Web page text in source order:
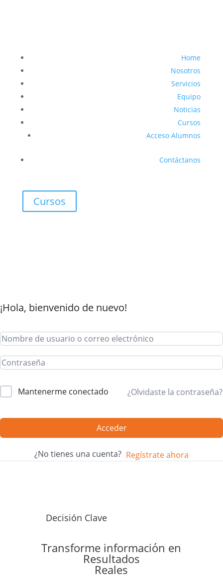
Home
Nosotros
Servicios
Equipo
Noticias
Cursos
Acceso Alumnos
Contáctanos
Cursos
¡Hola, bienvenido de nuevo!
Mantenerme conectado ¿Olvidaste la contraseña?
Acceder
¿No tienes una cuenta? Regístrate ahora
Decisión Clave
Transforme información en
Resultados
Reales